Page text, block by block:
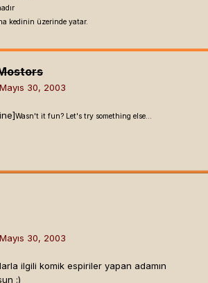
kedinin üzerinde yatar.
Mayıs 30, 2003
Wasn't it fun? Let's try something else...
Mayıs 30, 2003
ilgili komik espiriler yapan adamın
:)